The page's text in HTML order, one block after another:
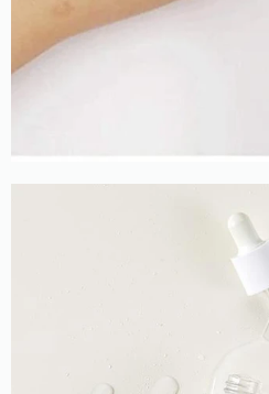
едельвейса і лотоса, які
шкіри, завдяки чому вона
багатьох стресових факторів.
Присутність
пор, усуненню жирного